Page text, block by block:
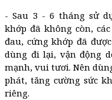
- Sau 3 - 6 tháng sử
khớp đã không còn,
đau, cứng khớp đã
dùng đi lại, vận động
mạnh, vui tươi. Nên
phát, tăng cường sức
riêng.